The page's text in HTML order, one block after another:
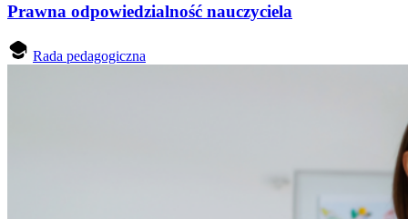
Prawna odpowiedzialność nauczyciela
Rada pedagogiczna